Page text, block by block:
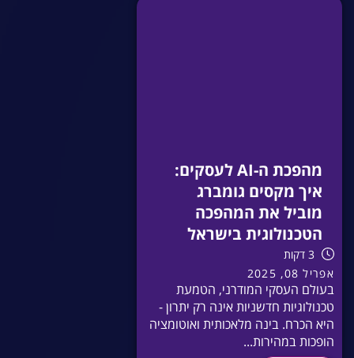
מהפכת ה-AI לעסקים:
איך מקסים גומברג
מוביל את המהפכה
הטכנולוגית בישראל
3 דקות
אפריל 08, 2025
בעולם העסקי המודרני, הטמעת
טכנולוגיות חדשניות אינה רק יתרון -
היא הכרח. בינה מלאכותית ואוטומציה
הופכות במהירות...